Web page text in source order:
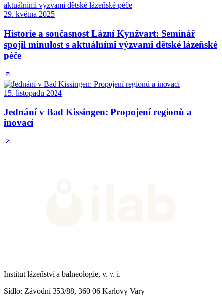
29. května 2025
Historie a současnost Lázní Kynžvart: Seminář
spojil minulost s aktuálními výzvami dětské lázeňské
péče
15. listopadu 2024
Jednání v Bad Kissingen: Propojení regionů a
inovací
Institut lázeňství a balneologie, v. v. i.
Sídlo: Závodní 353/88, 360 06 Karlovy Vary